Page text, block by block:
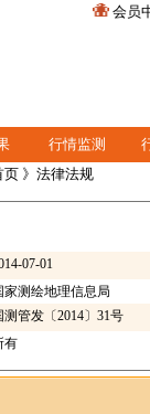
会员
行情监测
页 》法律法规
07-01
家测绘地理信息局
测管发〔2014〕31号
有